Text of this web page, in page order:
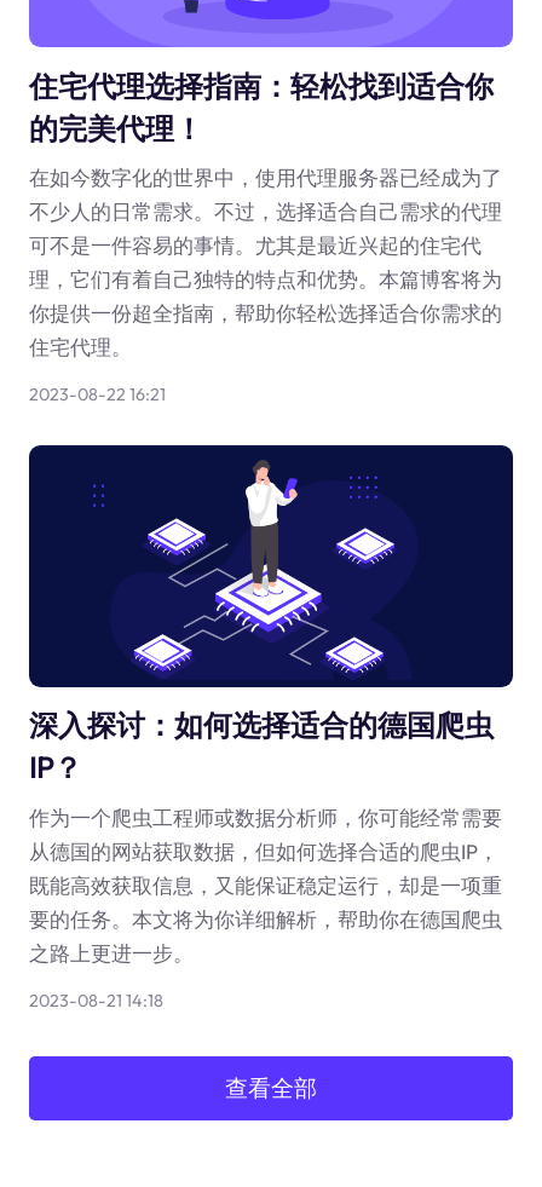
住宅代理选择指南：轻松找到适合你
的完美代理！
在如今数字化的世界中，使用代理服务器已经成为了
不少人的日常需求。不过，选择适合自己需求的代理
可不是一件容易的事情。尤其是最近兴起的住宅代
理，它们有着自己独特的特点和优势。本篇博客将为
你提供一份超全指南，帮助你轻松选择适合你需求的
住宅代理。
2023-08-22 16:21
深入探讨：如何选择适合的德国爬虫
IP？
作为一个爬虫工程师或数据分析师，你可能经常需要
从德国的网站获取数据，但如何选择合适的爬虫IP，
既能高效获取信息，又能保证稳定运行，却是一项重
要的任务。本文将为你详细解析，帮助你在德国爬虫
之路上更进一步。
2023-08-21 14:18
查看全部